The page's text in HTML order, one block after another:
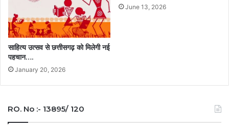
साहित्य उत्सव से छत्तीसगढ़ को मिलेगी नई
पहचान….
January 20, 2026
June 13, 2026
RO. No :- 13895/ 120